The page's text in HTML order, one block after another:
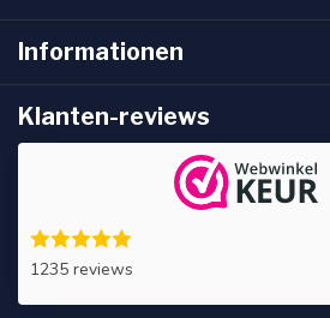
Informationen
Klanten-reviews
1235 reviews